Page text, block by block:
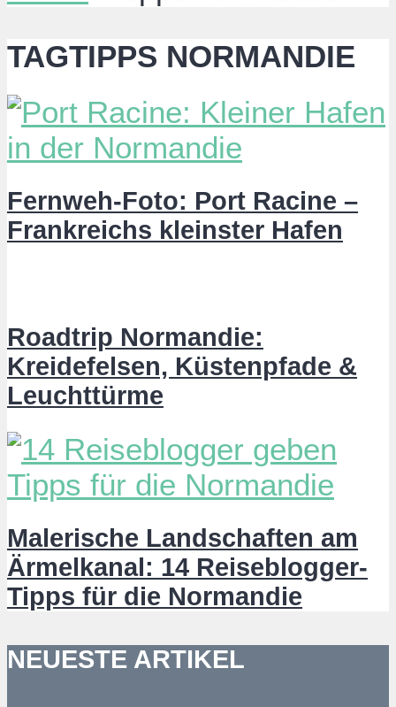
TAGTIPPS NORMANDIE
Fernweh-Foto: Port Racine –
Frankreichs kleinster Hafen
Roadtrip Normandie:
Kreidefelsen, Küstenpfade &
Leuchttürme
Malerische Landschaften am
Ärmelkanal: 14 Reiseblogger-
Tipps für die Normandie
NEUESTE ARTIKEL